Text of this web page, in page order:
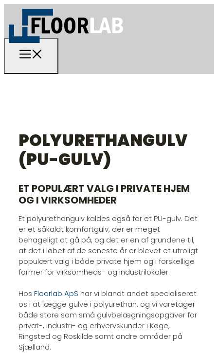
POLYURETHANGULV
(PU-GULV)
ET POPULÆRT VALG I PRIVATE HJEM
OG I VIRKSOMHEDER
Et polyurethangulv kaldes også for et PU-gulv. Det
er et såkaldt komfortgulv, der er meget
behageligt at gå på, og det er en af grundene til,
at det i løbet af de seneste år er blevet et utroligt
populært valg i både private hjem og i forskellige
former for virksomheds- og industrilokaler.​
Hos Floorlab ApS har vi blandt andet specialiseret
os i at lægge gulve i polyurethan, og vi varetager
både store som små gulvbelægningsopgaver for
privat-, industri- og erhvervskunder i Køge,
Ringsted og Roskilde samt andre områder på
Sjælland.​